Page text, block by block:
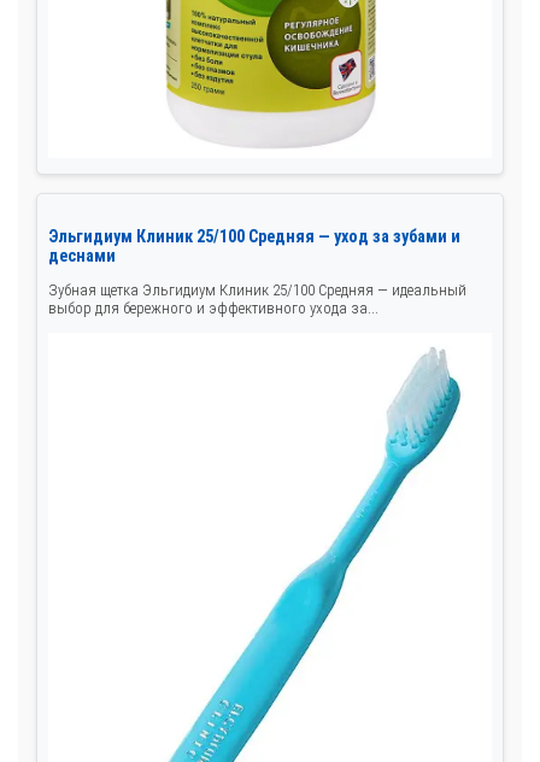
Эльгидиум Клиник 25/100 Средняя — уход за зубами и
деснами
Зубная щетка Эльгидиум Клиник 25/100 Средняя — идеальный
выбор для бережного и эффективного ухода за...